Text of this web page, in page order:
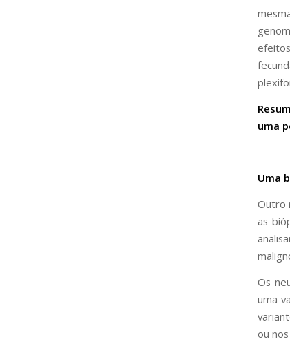
uma
Uma
Outro
as
Os
uma
ou